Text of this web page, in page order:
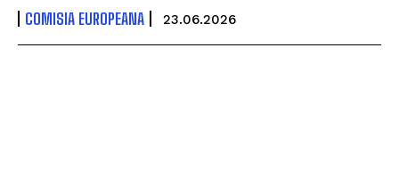
COMISIA EUROPEANA 23.06.2026